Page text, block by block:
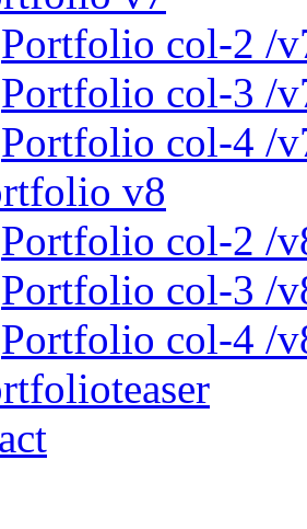
Portfolio col-2 /
Portfolio col-3 /
Portfolio col-4 /
v8
Portfolio col-2 /
Portfolio col-3 /
Portfolio col-4 /